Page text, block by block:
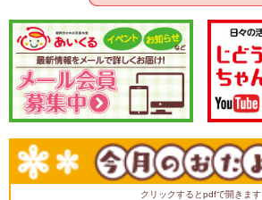
クリックするとpdfで開きます